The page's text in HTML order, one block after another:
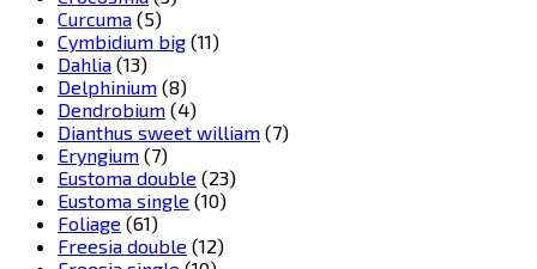
Curcuma (5)
Cymbidium big (11)
Dahlia (13)
Delphinium (8)
Dendrobium (4)
Dianthus sweet william (7)
Eryngium (7)
Eustoma double (23)
Eustoma single (10)
Foliage (61)
Freesia double (12)